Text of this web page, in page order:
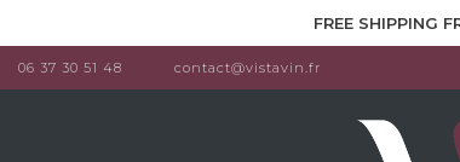
FREE SHIPPING
06 37 30 51 48 contact@vistavin.fr